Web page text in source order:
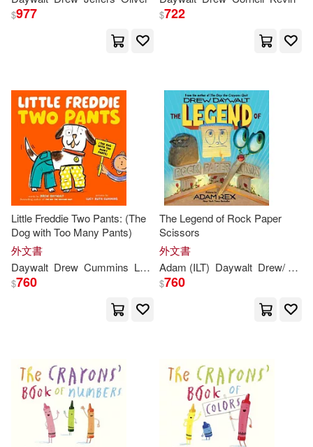
$977 $722
Little Freddie Two Pants: (The
Dog with Too Many Pants)
外文書
Daywalt Drew Cummins Lucy Ruth
$760
The Legend of Rock Paper
Scissors
外文書
Adam (ILT) Daywalt Drew/ Rex
$760